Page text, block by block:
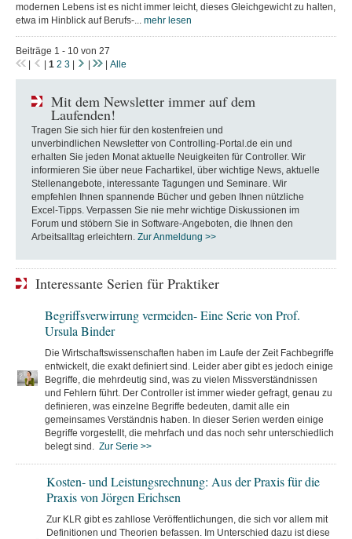
modernen Lebens ist es nicht immer leicht, dieses Gleichgewicht zu halten,
etwa im Hinblick auf Berufs-... mehr lesen
Beiträge 1 - 10 von 27
1 2 3 Alle
Mit dem Newsletter immer auf dem
Laufenden!
Tragen Sie sich hier für den kostenfreien und
unverbindlichen Newsletter von Controlling-Portal.de ein und
erhalten Sie jeden Monat aktuelle Neuigkeiten für Controller. Wir
informieren Sie über neue Fachartikel, über wichtige News, aktuelle
Stellenangebote, interessante Tagungen und Seminare. Wir
empfehlen Ihnen spannende Bücher und geben Ihnen nützliche
Excel-Tipps. Verpassen Sie nie mehr wichtige Diskussionen im
Forum und stöbern Sie in Software-Angeboten, die Ihnen den
Arbeitsalltag erleichtern. Zur Anmeldung >>
Interessante Serien für Praktiker
Begriffsverwirrung vermeiden- Eine Serie von Prof.
Ursula Binder
Die Wirtschaftswissenschaften haben im Laufe der Zeit Fachbegriffe
entwickelt, die exakt definiert sind. Leider aber gibt es jedoch einige
Begriffe, die mehrdeutig sind, was zu vielen Missverständnissen
und Fehlern führt. Der Controller ist immer wieder gefragt, genau zu
definieren, was einzelne Begriffe bedeuten, damit alle ein
gemeinsames Verständnis haben. In dieser Serien werden einige
Begriffe vorgestellt, die mehrfach und das noch sehr unterschiedlich
belegt sind. Zur Serie >>
Kosten- und Leistungsrechnung: Aus der Praxis für die
Praxis von Jörgen Erichsen
Zur KLR gibt es zahllose Veröffentlichungen, die sich vor allem mit
Definitionen und Theorien befassen. Im Unterschied dazu ist diese